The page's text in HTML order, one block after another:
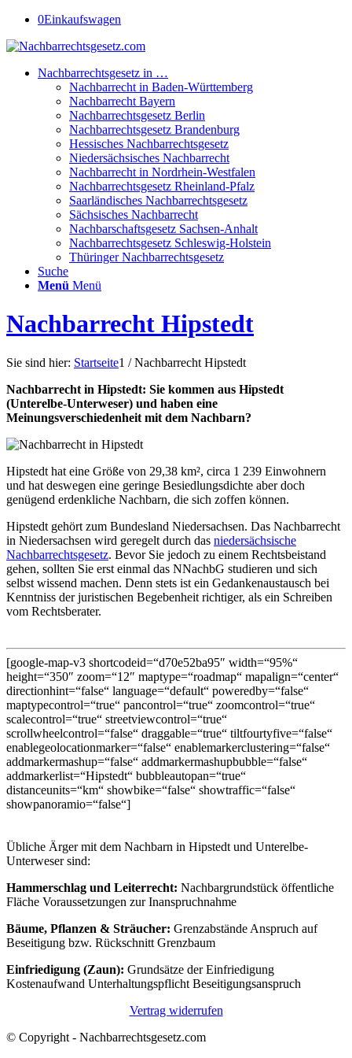
0Einkaufswagen
Nachbarrechtsgesetz in …
Nachbarrecht in Baden-Württemberg
Nachbarrecht Bayern
Nachbarrechtsgesetz Berlin
Nachbarrechtsgesetz Brandenburg
Hessisches Nachbarrechtsgesetz
Niedersächsisches Nachbarrecht
Nachbarrecht in Nordrhein-Westfalen
Nachbarrechtsgesetz Rheinland-Pfalz
Saarländisches Nachbarrechtsgesetz
Sächsisches Nachbarrecht
Nachbarschaftsgesetz Sachsen-Anhalt
Nachbarrechtsgesetz Schleswig-Holstein
Thüringer Nachbarrechtsgesetz
Suche
Menü Menü
Nachbarrecht Hipstedt
Sie sind hier: Startseite1 / Nachbarrecht Hipstedt
Nachbarrecht in Hipstedt: Sie kommen aus Hipstedt
(Unterelbe-Unterweser) und haben eine
Meinungsverschiedenheit mit dem Nachbarn?
Hipstedt hat eine Größe von 29,38 km², circa 1 239 Einwohnern
und hat deswegen eine geringe Besiedlungsdichte aber doch
genügend erdenkliche Nachbarn, die sich zoffen können.
Hipstedt gehört zum Bundesland Niedersachsen. Das Nachbarrecht
in Niedersachsen wird geregelt durch das niedersächsische
Nachbarrechtsgesetz. Bevor Sie jedoch zu einem Rechtsbeistand
gehen, sollten Sie erst einmal das NNachbG studieren und sich
selbst wissend machen. Denn stets ist ein Gedankenaustausch bei
Kenntniss der juristischen Begebenheit richtiger, als ein Schreiben
vom Rechtsberater.
[google-map-v3 shortcodeid=“d70e52ba95″ width=“95%“
height=“350″ zoom=“12″ maptype=“roadmap“ mapalign=“center“
directionhint=“false“ language=“default“ poweredby=“false“
maptypecontrol=“true“ pancontrol=“true“ zoomcontrol=“true“
scalecontrol=“true“ streetviewcontrol=“true“
scrollwheelcontrol=“false“ draggable=“true“ tiltfourtyfive=“false“
enablegeolocationmarker=“false“ enablemarkerclustering=“false“
addmarkermashup=“false“ addmarkermashupbubble=“false“
addmarkerlist=“Hipstedt“ bubbleautopan=“true“
distanceunits=“km“ showbike=“false“ showtraffic=“false“
showpanoramio=“false“]
Übliche Ärger mit dem Nachbarn in Hipstedt und Unterelbe-
Unterweser sind:
Hammerschlag und Leiterrecht: Nachbargrundstück öffentliche
Fläche Voraussetzungen zur Inanspruchnahme
Bäume, Pflanzen & Sträucher: Grenzabstände Anspruch auf
Beseitigung bzw. Rückschnitt Grenzbaum
Einfriedigung (Zaun): Grundsätze der Einfriedigung
Kostenaufwand Unterhaltungspflicht Beseitigungsanspruch
Vertrag widerrufen
© Copyright - Nachbarrechtsgesetz.com